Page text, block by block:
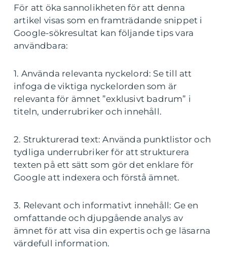
För att öka sannolikheten för att denna
artikel visas som en framträdande snippet i
Google-sökresultat kan följande tips vara
användbara:
1. Använda relevanta nyckelord: Se till att
infoga de viktiga nyckelorden som är
relevanta för ämnet ”exklusivt badrum” i
titeln, underrubriker och innehåll.
2. Strukturerad text: Använda punktlistor och
tydliga underrubriker för att strukturera
texten på ett sätt som gör det enklare för
Google att indexera och förstå ämnet.
3. Relevant och informativt innehåll: Ge en
omfattande och djupgående analys av
ämnet för att visa din expertis och ge läsarna
värdefull information.